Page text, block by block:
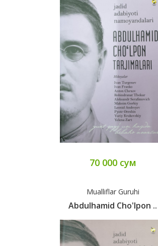
70 000 сум
Mualliflar Guruhi
Abdulhamid Cho'lpon ..